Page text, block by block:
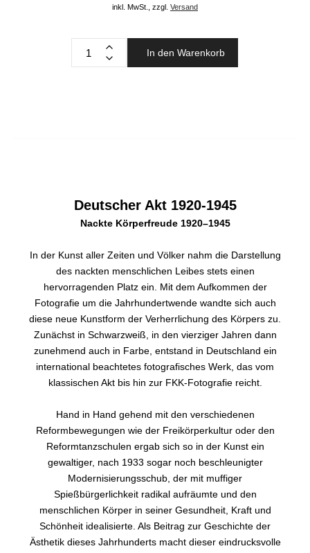
inkl. MwSt., zzgl. Versand
In den Warenkorb
Deutscher Akt 1920-1945
Nackte Körperfreude 1920–1945
In der Kunst aller Zeiten und Völker nahm die Darstellung
des nackten menschlichen Leibes stets einen
hervorragenden Platz ein. Mit dem Aufkommen der
Fotografie um die Jahrhundertwende wandte sich auch
diese neue Kunstform der Verherrlichung des Körpers zu.
Zunächst in Schwarzweiß, in den vierziger Jahren dann
zunehmend auch in Farbe, entstand in Deutschland ein
international beachtetes fotografisches Werk, das vom
klassischen Akt bis hin zur FKK-Fotografie reicht.
Hand in Hand gehend mit den verschiedenen
Reformbewegungen wie der Freikörperkultur oder den
Reformtanzschulen ergab sich so in der Kunst ein
gewaltiger, nach 1933 sogar noch beschleunigter
Modernisierungsschub, der mit muffiger
Spießbürgerlichkeit radikal aufräumte und den
menschlichen Körper in seiner Gesundheit, Kraft und
Schönheit idealisierte. Als Beitrag zur Geschichte der
Ästhetik dieses Jahrhunderts macht dieser eindrucksvolle